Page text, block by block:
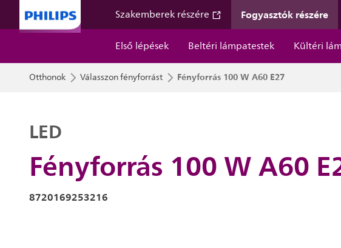
Szakemberek részére Fogyasztók részére
Első lépések
Beltéri lámpatestek Kültéri
Otthonok Válasszon fényforrást Fényforrás 100 W A60 E27
Fényforrás 100 W A60
LED
8720169253216